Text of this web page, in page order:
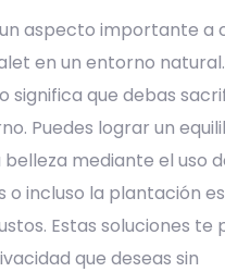
aspecto importante a
en un entorno natural.
significa que debas
Puedes lograr un
mediante el uso
o incluso la plantación
Estas soluciones te
que deseas sin